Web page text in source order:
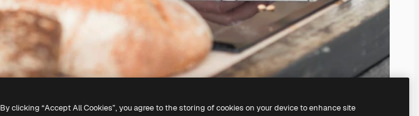
By clicking “Accept All Cookies”, you agree to the storing of cookies on your device to enhance site